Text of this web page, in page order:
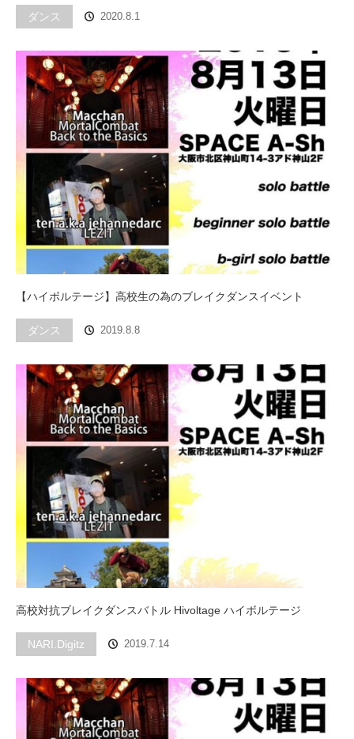
ダンス 2020.8.1
【ハイボルテージ】高校生の為のブレイクダンスイベント
ダンス 2019.8.8
高校対抗ブレイクダンスバトル Hivoltage ハイボルテージ
NARI.Digitz 2019.7.14